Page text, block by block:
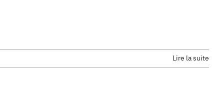
Lire la suite